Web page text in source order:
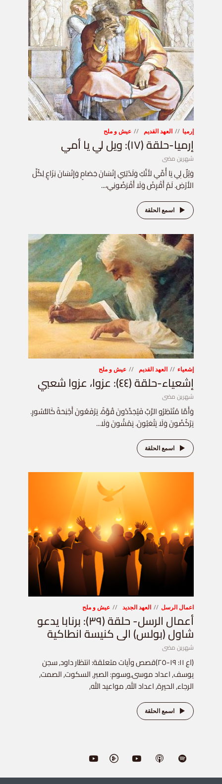
إرميا العهد القديم عيش و ملح
إرميا-حلقة (١٧): ويل لي يا أمي
شهرين مضى
وَيْلٌ لِي يَا أُمِّي لأَنَّكِ وَلَدْتِنِي إِنْسَانَ خِصَامٍ وَإِنْسَانَ نِزَاعٍ لِكُلِّ
الأَرْضِ. لَمْ أَقْرِضْ وَلَا أَقْرَضُونِي،...
اسمع الحلقة
إشعياء العهد القديم عيش و ملح
إشعياء-حلقة (٤٤): عزوا، عزوا شعبي
شهرين مضى
وَأَمَّا مُنْتَظِرُو الرَّبِّ فَيُجَدِّدُونَ قُوَّةً. يَرْفَعُونَ أَجْنِحَةً كَالنُّسُورِ.
يَرْكُضُونَ وَلَا يَتْعَبُونَ. يَمْشُونَ وَلَا...
اسمع الحلقة
اعمال الرسل العهد الجديد عيش و ملح
أعمال الرسل- حلقة (٣٩): برنابا يدعو
شاول (بولس) الى كنيسة انطاكية
شهرين مضى
(اع ١١: ١٩-٢٥)قصص وآيات متعلقة: انتظار داود, سجن
يوسف, اعداد موسى,وسوم: الصبر, السكوت, الصمت,
الرجاء, الحيرة, اعداد الله, مواعيد الله,
اسمع الحلقة